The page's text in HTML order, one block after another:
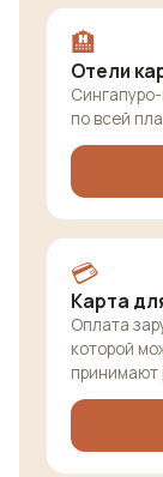
🏨
Отели
по всей
💳
Карта
Оплата
которой
принимают